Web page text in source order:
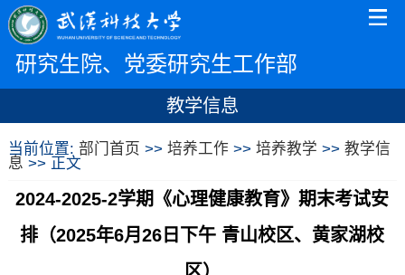
研究生院、党委研究生工作部
教学信息
当前位置: 部门首页 >> 培养工作 >> 培养教学 >> 教学信
息 >> 正文
2024-2025-2学期《心理健康教育》期末考试安
排（2025年6月26日下午 青山校区、黄家湖校